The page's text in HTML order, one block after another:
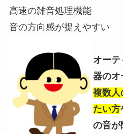
高速の雑音処理機能
音の方向感が捉えやすい
オー
器のオ
複数人
たい方
の音が